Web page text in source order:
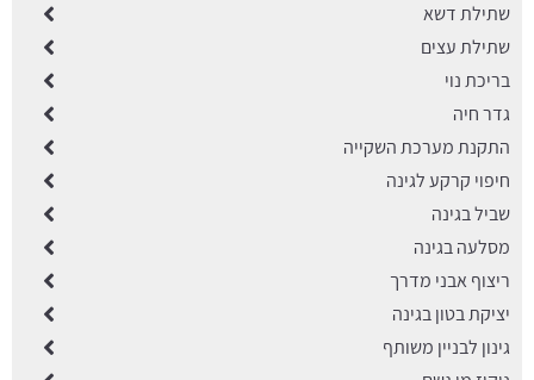
שתילת דשא
שתילת עצים
בריכת נוי
גדר חיה
התקנת מערכת השקייה
חיפוי קרקע לגינה
שביל בגינה
מסלעה בגינה
ריצוף אבני מדרך
יציקת בטון בגינה
גינון לבניין משותף